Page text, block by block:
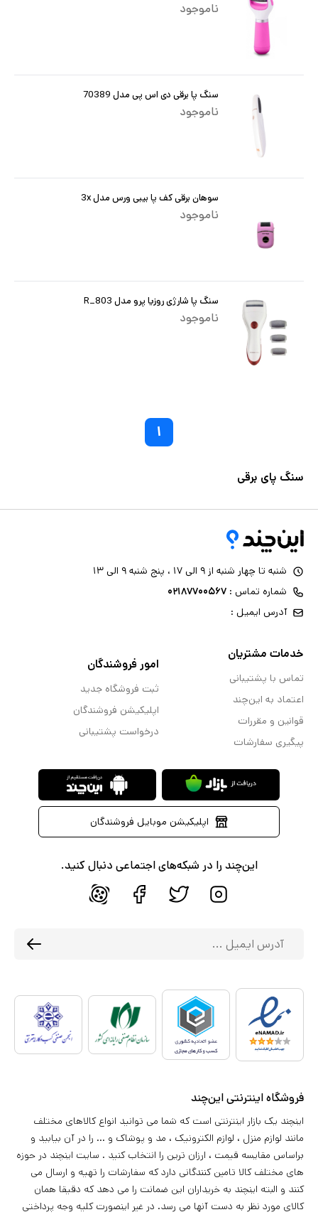
ناموجود
سنگ پا برقی دی اس پی مدل 70389
ناموجود
سوهان برقی کف پا بیبی ورس مدل 3x
ناموجود
سنگ پا شارژی روزیا پرو مدل R_803
ناموجود
۱
سنگ پای برقی
شنبه تا چهار شنبه از ۹ الی ۱۷ ، پنج شنبه ۹ الی ۱۳
شماره تماس : ۰۲۱۸۷۷۰۰۵۶۷
آدرس ایمیل :
خدمات مشتریان
تماس با پشتیبانی
اعتماد به این‌چند
قوانین و مقررات
پیگیری سفارشات
امور فروشندگان
ثبت فروشگاه جدید
اپلیکیشن فروشندگان
درخواست پشتیبانی
اپلیکیشن موبایل فروشندگان
این‌چند را در شبکه‌های اجتماعی دنبال کنید.
فروشگاه اینترنتی این‌چند
اینچند یک بازار اینترنتی است که شما می توانید انواع کالاهای مختلف
مانند لوازم منزل ، لوازم الکترونیک ، مد و پوشاک و ... را در آن بیابید و
براساس مقایسه قیمت ، ارزان ترین را انتخاب کنید . سایت اینچند در حوزه
های مختلف کالا تامین کنندگانی دارد که سفارشات را تهیه و ارسال می
کنند و البته اینچند به خریداران این ضمانت را می دهد که دقیقا همان
کالای مورد نظر به دست آنها می رسد. در غیر اینصورت کلیه وجه پرداختی